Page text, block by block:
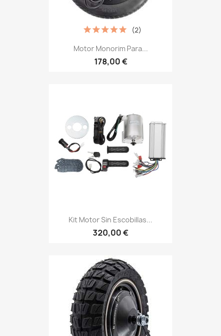
Motor Monorim Para...
178,00 €
(2)
Kit Motor Sin Escobillas...
320,00 €